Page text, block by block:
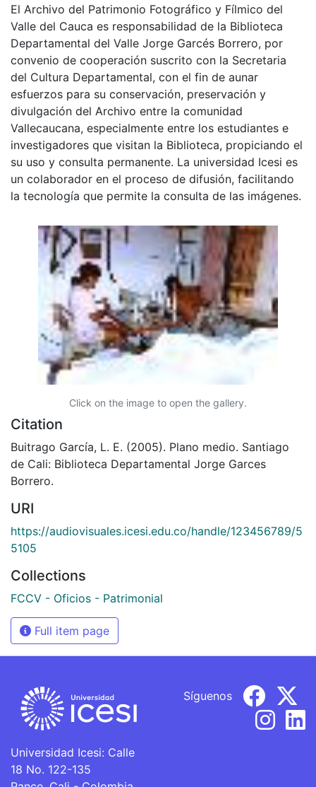
El Archivo del Patrimonio Fotográfico y Fílmico del
Valle del Cauca es responsabilidad de la Biblioteca
Departamental del Valle Jorge Garcés Borrero, por
convenio de cooperación suscrito con la Secretaria
del Cultura Departamental, con el fin de aunar
esfuerzos para su conservación, preservación y
divulgación del Archivo entre la comunidad
Vallecaucana, especialmente entre los estudiantes e
investigadores que visitan la Biblioteca, propiciando el
su uso y consulta permanente. La universidad Icesi es
un colaborador en el proceso de difusión, facilitando
la tecnología que permite la consulta de las imágenes.
Click on the image to open the gallery.
Citation
Buitrago García, L. E. (2005). Plano medio. Santiago
de Cali: Biblioteca Departamental Jorge Garces
Borrero.
URI
https://audiovisuales.icesi.edu.co/handle/123456789/5
5105
Collections
FCCV - Oficios - Patrimonial
Full item page
Universidad Icesi: Calle
18 No. 122-135
Síguenos